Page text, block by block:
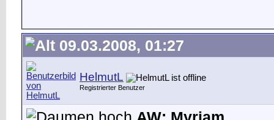
09.03.2008, 01:27
HelmutL
Registrierter Benutzer